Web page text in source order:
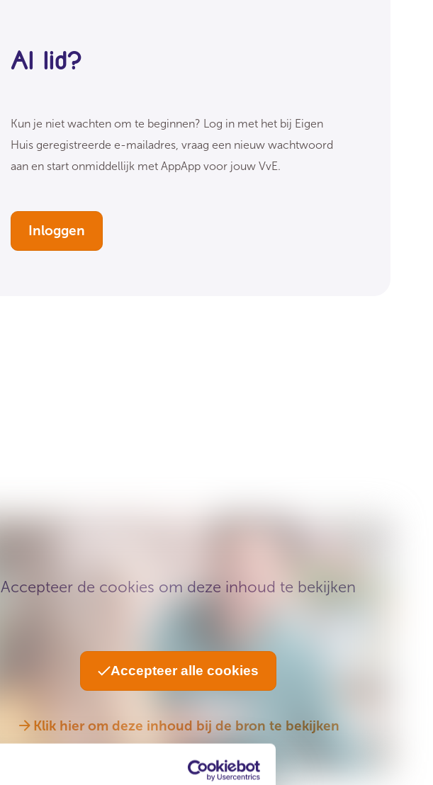
Al lid?
Kun je niet wachten om te beginnen? Log in met het bij Eigen
Huis geregistreerde e-mailadres, vraag een nieuw wachtwoord
aan en start onmiddellijk met AppApp voor jouw VvE.
Inloggen
Accepteer de cookies om deze inhoud te bekijken
Accepteer alle cookies
Klik hier om deze inhoud bij de bron te bekijken